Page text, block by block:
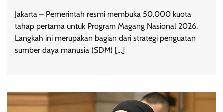
Jakarta – Pemerintah resmi membuka 50.000 kuota
tahap pertama untuk Program Magang Nasional 2026.
Langkah ini merupakan bagian dari strategi penguatan
sumber daya manusia (SDM) […]